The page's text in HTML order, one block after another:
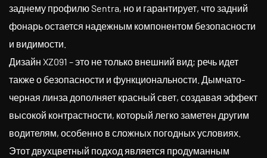
заднему профилю Sentra, но и гарантирует, что задний
фонарь остается надежным компонентом безопасности
и видимости.
Дизайн XZ091 – это не только внешний вид; речь идет
также о безопасности и функциональности. Дымчато-
черная линза дополняет красный свет, создавая эффект
высокой контрастности, который легко заметен другим
водителям, особенно в сложных погодных условиях.
Этот двухцветный подход является продуманным